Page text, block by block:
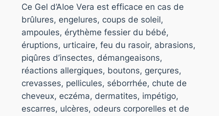
Ce Gel d’Aloe Vera est efficace en cas de
brûlures, engelures, coups de soleil,
ampoules, érythème fessier du bébé,
éruptions, urticaire, feu du rasoir, abrasions,
piqûres d’insectes, démangeaisons,
réactions allergiques, boutons, gerçures,
crevasses, pellicules, séborrhée, chute de
cheveux, eczéma, dermatites, impétigo,
escarres, ulcères, odeurs corporelles et de